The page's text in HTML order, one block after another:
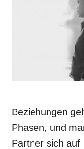
Beziehungen
Phasen, und
Partner sich auf